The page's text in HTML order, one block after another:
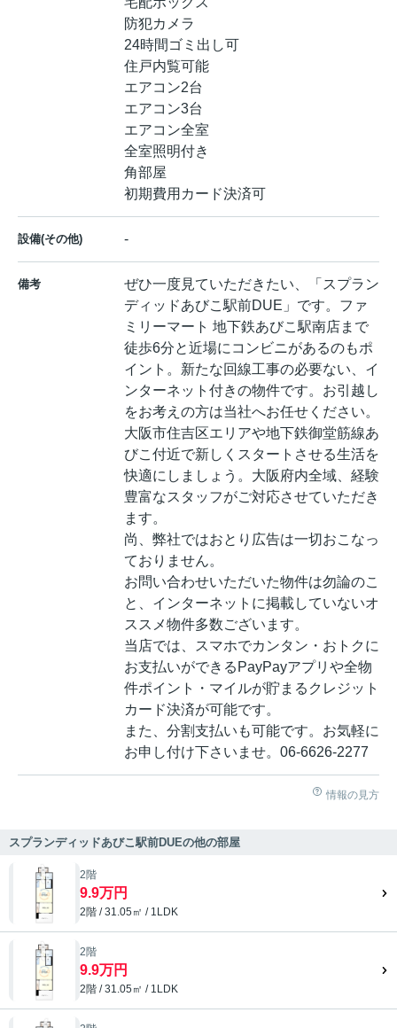
防犯カメラ
24時間ゴミ出し可
住戸内覧可能
エアコン2台
エアコン3台
エアコン全室
全室照明付き
角部屋
初期費用カード決済可
設備(その他) -
備考
ぜひ一度見ていただきたい、「スプラン
ディッドあびこ駅前DUE」です。ファ
ミリーマート 地下鉄あびこ駅南店まで
徒歩6分と近場にコンビニがあるのもポ
イント。新たな回線工事の必要ない、イ
ンターネット付きの物件です。お引越し
をお考えの方は当社へお任せください。
大阪市住吉区エリアや地下鉄御堂筋線あ
びこ付近で新しくスタートさせる生活を
快適にしましょう。大阪府内全域、経験
豊富なスタッフがご対応させていただき
ます。
尚、弊社ではおとり広告は一切おこなっ
ておりません。
お問い合わせいただいた物件は勿論のこ
と、インターネットに掲載していないオ
ススメ物件多数ございます。
当店では、スマホでカンタン・おトクに
お支払いができるPayPayアプリや全物
件ポイント・マイルが貯まるクレジット
カード決済が可能です。
また、分割支払いも可能です。お気軽に
お申し付け下さいませ。06-6626-2277
情報の見方
スプランディッドあびこ駅前DUEの他の部屋
2階
9.9万円
2階 / 31.05㎡ / 1LDK
2階
9.9万円
2階 / 31.05㎡ / 1LDK